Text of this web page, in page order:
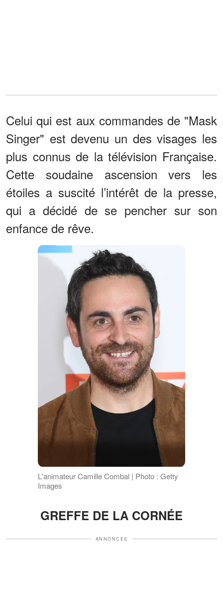
Celui qui est aux commandes de "Mask
Singer" est devenu un des visages les
plus connus de la télévision Française.
Cette soudaine ascension vers les
étoiles a suscité l’intérêt de la presse,
qui a décidé de se pencher sur son
enfance de rêve.
L'animateur Camille Combal | Photo : Getty
Images
GREFFE DE LA CORNÉE
ANNONCES